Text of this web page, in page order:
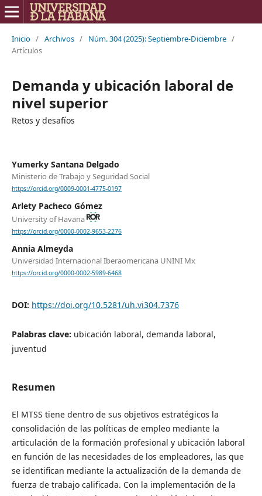
Inicio / Archivos / Núm. 304 (2025): Septiembre-Diciembre /
Artículos
Demanda y ubicación laboral de
nivel superior
Retos y desafíos
Yumerky Santana Delgado
Ministerio de Trabajo y Seguridad Social
https://orcid.org/0009-0001-4775-0197
Arlety Pacheco Gómez
University of Havana
https://orcid.org/0000-0002-9653-2276
Annia Almeyda
Universidad Internacional Iberaomericana UNINI Mx
https://orcid.org/0000-0002-5989-6468
DOI: https://doi.org/10.5281/uh.vi304.7376
Palabras clave: ubicación laboral, demanda laboral,
juventud
Resumen
El MTSS tiene dentro de sus objetivos estratégicos la
consolidación de las políticas de empleo mediante la
articulación de la formación profesional y ubicación laboral
en función de las necesidades de los empleadores, las que
se identifican mediante la actualización de la demanda de
fuerza de trabajo calificada. Con la implementación de la